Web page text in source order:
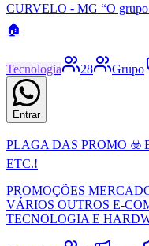
CURVELO - MG “O grupo
🏠
Tecnologia 28 Grupo
Entrar
PLAGA DAS PROMO ☣️
ETC.!
PROMOÇÕES
VÁRIOS OUTROS E-
TECNOLOGIA E